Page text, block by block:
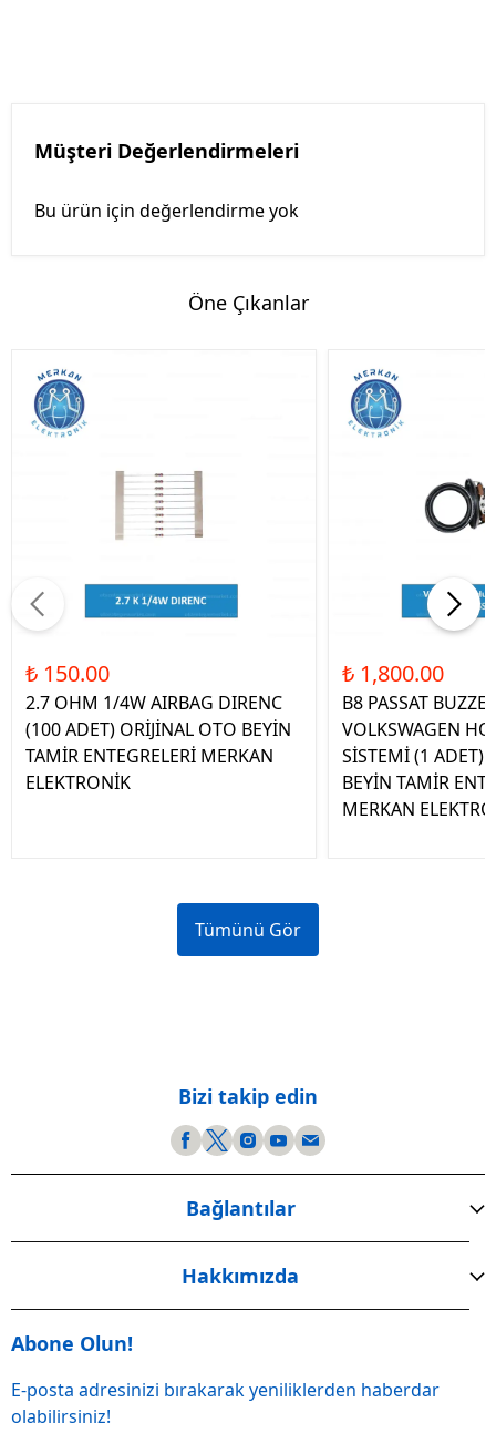
Müşteri Değerlendirmeleri
Bu ürün için değerlendirme yok
Öne Çıkanlar
₺ 150.00
2.7 OHM 1/4W AIRBAG DIRENC
(100 ADET) ORİJİNAL OTO BEYİN
TAMİR ENTEGRELERİ MERKAN
ELEKTRONİK
₺ 1,800.00
B8 PASSAT
VOLKSWAGEN
SİSTEMİ (1 ADET)
BEYİN TAMİR
MERKAN
Tümünü Gör
Bizi takip edin
Bağlantılar
Hakkımızda
Abone Olun!
E-posta adresinizi bırakarak yeniliklerden haberdar
olabilirsiniz!